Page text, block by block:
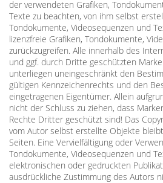
der verwendeten Grafiken,
Texte zu beachten, von ihm selbst
Tondokumente, Videosequenzen und
lizenzfreie Grafiken, Tondokumente,
zurückzugreifen. Alle innerhalb des
und ggf. durch Dritte geschützten
unterliegen uneingeschränkt den
gültigen Kennzeichenrechts und den
eingetragenen Eigentümer. Allein
nicht der Schluss zu ziehen, dass
Rechte Dritter geschützt sind! Das
vom Autor selbst erstellte Objekte
Seiten. Eine Vervielfältigung oder
Tondokumente, Videosequenzen und
elektronischen oder gedruckten
ausdrückliche Zustimmung des Autors